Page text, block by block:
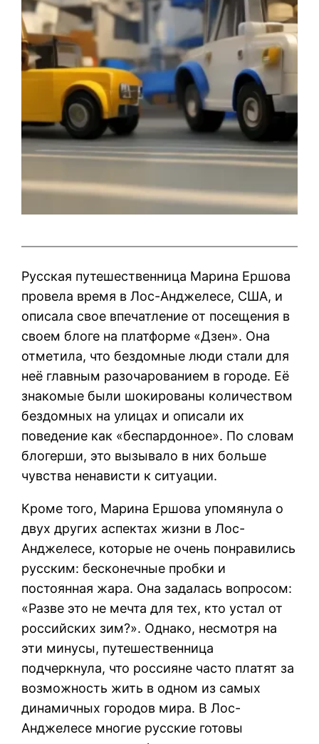
Русская путешественница Марина Ершова
провела время в Лос-Анджелесе, США, и
описала свое впечатление от посещения в
своем блоге на платформе «Дзен». Она
отметила, что бездомные люди стали для
неё главным разочарованием в городе. Её
знакомые были шокированы количеством
бездомных на улицах и описали их
поведение как «беспардонное». По словам
блогерши, это вызывало в них больше
чувства ненависти к ситуации.
Кроме того, Марина Ершова упомянула о
двух других аспектах жизни в Лос-
Анджелесе, которые не очень понравились
русским: бесконечные пробки и
постоянная жара. Она задалась вопросом:
«Разве это не мечта для тех, кто устал от
российских зим?». Однако, несмотря на
эти минусы, путешественница
подчеркнула, что россияне часто платят за
возможность жить в одном из самых
динамичных городов мира. В Лос-
Анджелесе многие русские готовы